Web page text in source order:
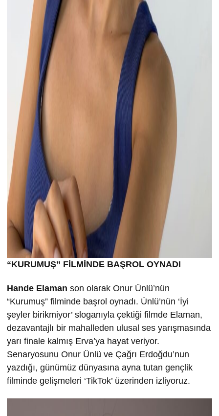
“KURUMUŞ” FİLMİNDE BAŞROL OYNADI
Hande Elaman son olarak Onur Ünlü’nün
“Kurumuş” filminde başrol oynadı. Ünlü’nün ‘İyi
şeyler birikmiyor’ sloganıyla çektiği filmde Elaman,
dezavantajlı bir mahalleden ulusal ses yarışmasında
yarı finale kalmış Erva’ya hayat veriyor.
Senaryosunu Onur Ünlü ve Çağrı Erdoğdu’nun
yazdığı, günümüz dünyasına ayna tutan gençlik
filminde gelişmeleri ‘TikTok’ üzerinden izliyoruz.